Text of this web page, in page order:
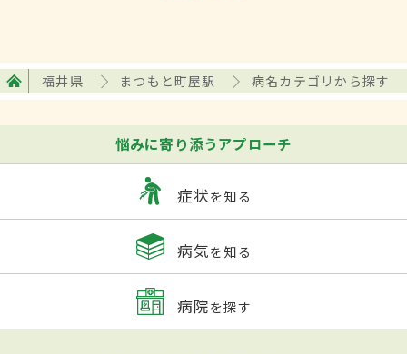
福井県 まつもと町屋駅 病名カテゴリから探す
悩みに寄り添うアプローチ
症状を知る
病気を知る
病院を探す